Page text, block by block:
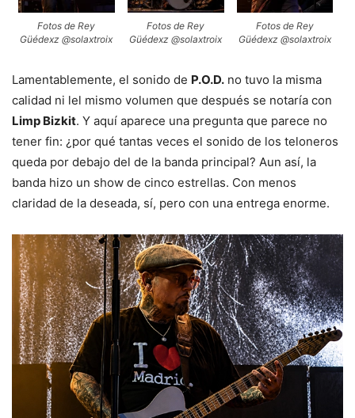
Fotos de Rey
Güédexz @solaxtroix
Fotos de Rey
Güédexz @solaxtroix
Fotos de Rey
Güédexz @solaxtroix
Lamentablemente, el sonido de P.O.D. no tuvo la misma
calidad ni lel mismo volumen que después se notaría con
Limp Bizkit. Y aquí aparece una pregunta que parece no
tener fin: ¿por qué tantas veces el sonido de los teloneros
queda por debajo del de la banda principal? Aun así, la
banda hizo un show de cinco estrellas. Con menos
claridad de la deseada, sí, pero con una entrega enorme.